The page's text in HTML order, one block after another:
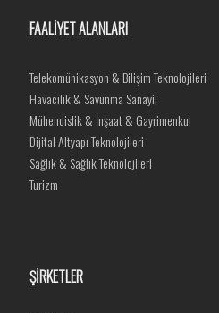
FAALİYET ALANLARI
Telekomünikasyon & Bilişim Teknolojileri
Havacılık & Savunma Sanayii
Mühendislik & İnşaat & Gayrimenkul
Dijital Altyapı Teknolojileri
Sağlık & Sağlık Teknolojileri
Turizm
ŞİRKETLER